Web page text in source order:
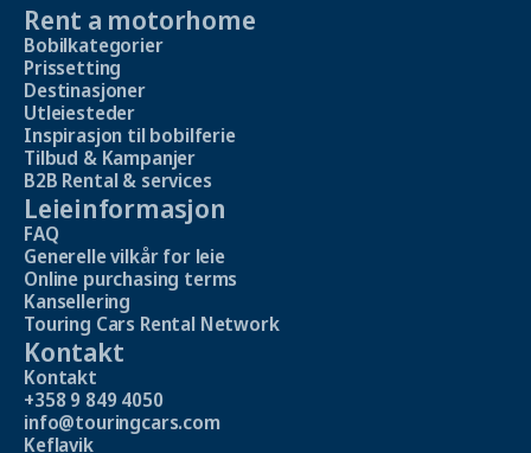
Rent a motorhome
Bobilkategorier
Prissetting
Destinasjoner
Utleiesteder
Inspirasjon til bobilferie
Tilbud & Kampanjer
B2B Rental & services
Leieinformasjon
FAQ
Generelle vilkår for leie
Online purchasing terms
Kansellering
Touring Cars Rental Network
Kontakt
Kontakt
+358 9 849 4050
info@touringcars.com
Keflavik